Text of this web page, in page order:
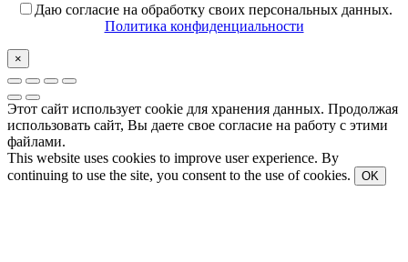
Даю согласие на обработку своих персональных данных.
Политика конфиденциальности
×
Этот сайт использует cookie для хранения данных. Продолжая
использовать сайт, Вы даете свое согласие на работу с этими
файлами.
This website uses cookies to improve user experience. By
continuing to use the site, you consent to the use of cookies.
OK